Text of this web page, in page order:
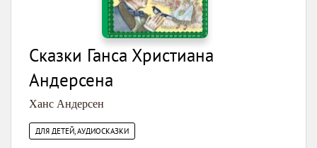
Сказки Ганса Христиана
Андерсена
Ханс Андерсен
ДЛЯ ДЕТЕЙ, АУДИОСКАЗКИ